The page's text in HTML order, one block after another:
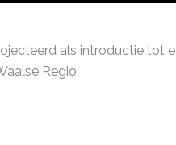
als introductie tot
Regio.